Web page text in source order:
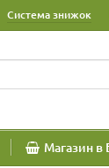
Система знижок
Магазин в